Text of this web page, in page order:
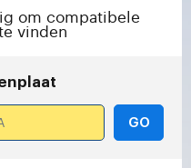
om compatibele
vinden
GO